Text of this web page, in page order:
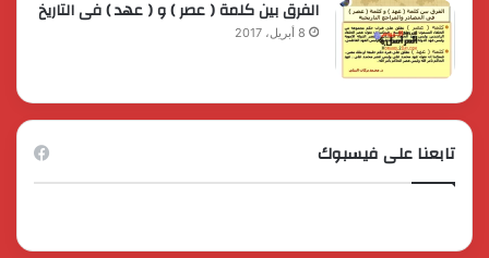
الفرق بين كلمة ( عصر ) و ( عهد ) فى التاريخ
8 أبريل، 2017
تابعنا على فيسبوك